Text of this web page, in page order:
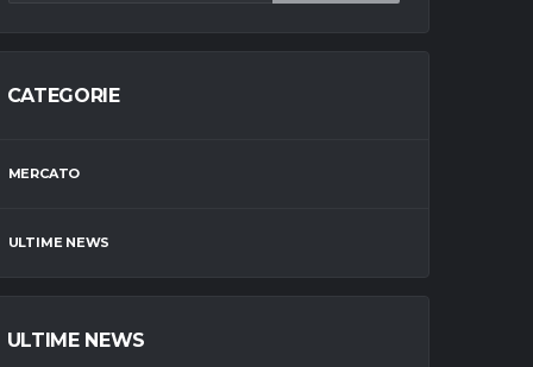
CATEGORIE
MERCATO
ULTIME NEWS
ULTIME NEWS